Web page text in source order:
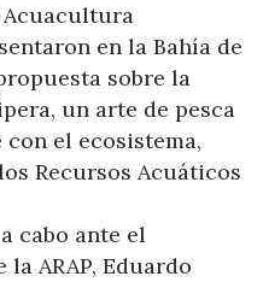
Acuacultura
en la Bahía de
sobre la
un arte de pesca
el ecosistema,
Recursos Acuáticos
cabo ante el
ARAP, Eduardo